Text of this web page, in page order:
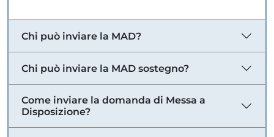
Chi può inviare la MAD?
Chi può inviare la MAD sostegno?
Come inviare la domanda di Messa a
Disposizione?